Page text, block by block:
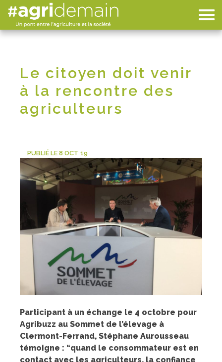
Le citoyen doit venir
à la rencontre des
agriculteurs
PUBLIÉ LE 8 OCT 19
Participant à un échange le 4 octobre pour
Agribuzz au Sommet de l’élevage à
Clermont-Ferrand, Stéphane Aurousseau
témoigne : “quand le consommateur est en
contact avec les agriculteurs, la confiance